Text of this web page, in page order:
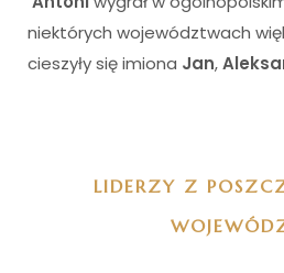
niektórych województwach
cieszyły się imiona Jan,
LIDERZY Z